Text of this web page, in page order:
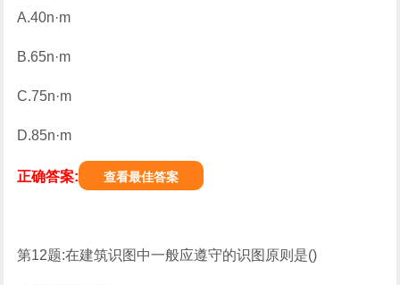
A.40n·m
B.65n·m
C.75n·m
D.85n·m
正确答案: 查看最佳答案
第12题:在建筑识图中一般应遵守的识图原则是()